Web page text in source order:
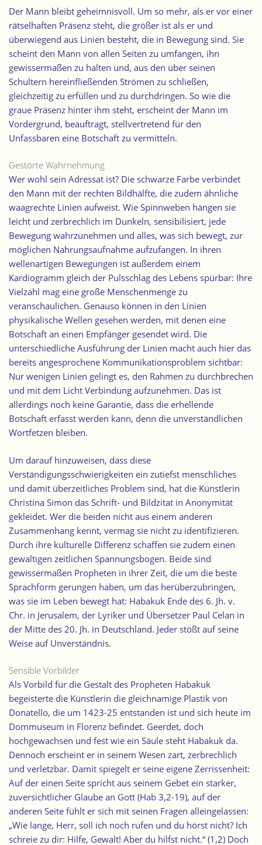
Der Mann bleibt geheimnisvoll. Um so mehr, als er vor einer
rätselhaften Präsenz steht, die größer ist als er und
überwiegend aus Linien besteht, die in Bewegung sind. Sie
scheint den Mann von allen Seiten zu umfangen, ihn
gewissermaßen zu halten und, aus den über seinen
Schultern hereinfließenden Strömen zu schließen,
gleichzeitig zu erfüllen und zu durchdringen. So wie die
graue Präsenz hinter ihm steht, erscheint der Mann im
Vordergrund, beauftragt, stellvertretend für den
Unfassbaren eine Botschaft zu vermitteln.
Gestörte Wahrnehmung
Wer wohl sein Adressat ist? Die schwarze Farbe verbindet
den Mann mit der rechten Bildhälfte, die zudem ähnliche
waagrechte Linien aufweist. Wie Spinnweben hängen sie
leicht und zerbrechlich im Dunkeln, sensibilisiert, jede
Bewegung wahrzunehmen und alles, was sich bewegt, zur
möglichen Nahrungsaufnahme aufzufangen. In ihren
wellenartigen Bewegungen ist außerdem einem
Kardiogramm gleich der Pulsschlag des Lebens spürbar: Ihre
Vielzahl mag eine große Menschenmenge zu
veranschaulichen. Genauso können in den Linien
physikalische Wellen gesehen werden, mit denen eine
Botschaft an einen Empfänger gesendet wird. Die
unterschiedliche Ausführung der Linien macht auch hier das
bereits angesprochene Kommunikationsproblem sichtbar:
Nur wenigen Linien gelingt es, den Rahmen zu durchbrechen
und mit dem Licht Verbindung aufzunehmen. Das ist
allerdings noch keine Garantie, dass die erhellende
Botschaft erfasst werden kann, denn die unverständlichen
Wortfetzen bleiben.
Um darauf hinzuweisen, dass diese
Verständigungsschwierigkeiten ein zutiefst menschliches
und damit überzeitliches Problem sind, hat die Künstlerin
Christina Simon das Schrift- und Bildzitat in Anonymität
gekleidet. Wer die beiden nicht aus einem anderen
Zusammenhang kennt, vermag sie nicht zu identifizieren.
Durch ihre kulturelle Differenz schaffen sie zudem einen
gewaltigen zeitlichen Spannungsbogen. Beide sind
gewissermaßen Propheten in ihrer Zeit, die um die beste
Sprachform gerungen haben, um das herüberzubringen,
was sie im Leben bewegt hat: Habakuk Ende des 6. Jh. v.
Chr. in Jerusalem, der Lyriker und Übersetzer Paul Celan in
der Mitte des 20. Jh. in Deutschland. Jeder stößt auf seine
Weise auf Unverständnis.
Sensible Vorbilder
Als Vorbild für die Gestalt des Propheten Habakuk
begeisterte die Künstlerin die gleichnamige Plastik von
Donatello, die um 1423-25 entstanden ist und sich heute im
Dommuseum in Florenz befindet. Geerdet, doch
hochgewachsen und fest wie ein Säule steht Habakuk da.
Dennoch erscheint er in seinem Wesen zart, zerbrechlich
und verletzbar. Damit spiegelt er seine eigene Zerrissenheit:
Auf der einen Seite spricht aus seinem Gebet ein starker,
zuversichtlicher Glaube an Gott (Hab 3,2-19), auf der
anderen Seite fühlt er sich mit seinen Fragen alleingelassen:
„Wie lange, Herr, soll ich noch rufen und du hörst nicht? Ich
schreie zu dir: Hilfe, Gewalt! Aber du hilfst nicht.“ (1,2) Doch